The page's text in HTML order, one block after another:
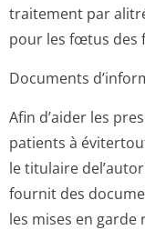
traitement par
pour les fœtus des
Documents
Afin d’aider les
patients à
le titulaire
fournit des
les mises en